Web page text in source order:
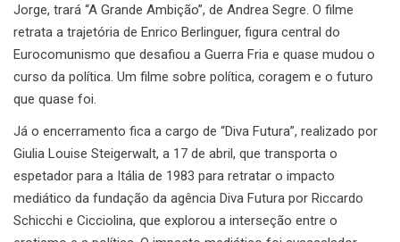
Jorge, trará “A Grande Ambição”, de Andrea Segre. O filme
retrata a trajetória de Enrico Berlinguer, figura central do
Eurocomunismo que desafiou a Guerra Fria e quase mudou o
curso da política. Um filme sobre política, coragem e o futuro
que quase foi.
Já o encerramento fica a cargo de “Diva Futura”, realizado por
Giulia Louise Steigerwalt, a 17 de abril, que transporta o
espetador para a Itália de 1983 para retratar o impacto
mediático da fundação da agência Diva Futura por Riccardo
Schicchi e Cicciolina, que explorou a interseção entre o